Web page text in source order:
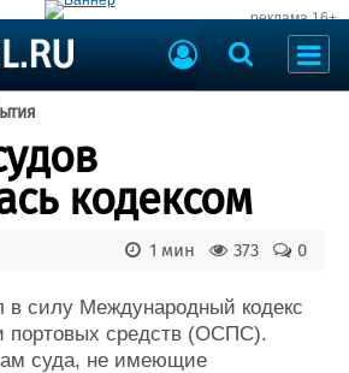
реклама 16+
Торговая площадка
кодексом
0
373
1 мин
в силу Международный кодекс
портовых средств (ОСПС).
суда, не имеющие